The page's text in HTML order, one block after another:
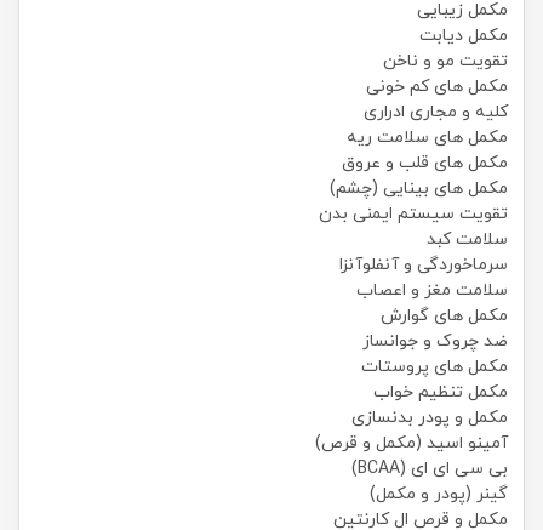
مکمل زیبایی
مکمل دیابت
تقویت مو و ناخن
مکمل های کم خونی
کلیه و مجاری ادراری
مکمل های سلامت ریه
مکمل های قلب و عروق
مکمل های بینایی (چشم)
تقویت سیستم ایمنی بدن
سلامت کبد
سرماخوردگی و آنفلوآنزا
سلامت مغز و اعصاب
مکمل های گوارش
ضد چروک و جوانساز
مکمل های پروستات
مکمل تنظیم خواب
مکمل و پودر بدنسازی
آمینو اسید (مکمل و قرص)
بی سی ای ای (BCAA)
گینر (پودر و مکمل)
مکمل و قرص ال کارنتین